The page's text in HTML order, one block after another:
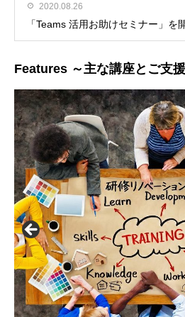
2020.08.26
「Teams 活用お助けセミナー」を
Features ～主な講座とご支